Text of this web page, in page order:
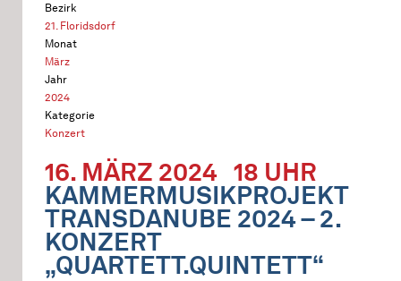
Bezirk
21. Floridsdorf
Monat
März
Jahr
2024
Kategorie
Konzert
16. MÄRZ 2024 18 UHR
KAMMERMUSIKPROJEKT
TRANSDANUBE 2024 – 2.
KONZERT
„QUARTETT.QUINTETT“